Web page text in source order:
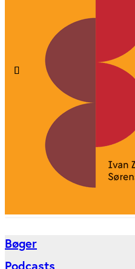
Bøger
Podcasts